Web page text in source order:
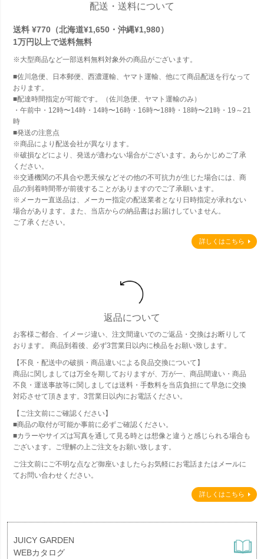
配送・送料について
送料 ¥770（北海道¥1,650・沖縄¥1,980）
1万円以上で送料無料
※大型商品など一部送料無料対象外の商品がございます。
■佐川急便、日本郵便、西濃運輸、ヤマト運輸、他にて商品配送を行なって
おります。
■配達時間指定が可能です。（佐川急便、ヤマト運輸のみ）
・午前中・12時〜14時・14時〜16時・16時〜18時・18時〜21時・19～21
時
■発送の注意点
※商品により配送会社が異なります。
※破損などにより、発送が適わない場合がございます。あらかじめご了承
ください。
※交通機関の不具合や悪天候などその他の不可抗力が生じた場合には、商
品の到着時間帯が前後することがありますのでご了承願います。
※メーカー直送品は、メーカー指定の配送業者となり日時指定が承れない
場合があります。また、当店からの納品書はお届けしていません。
ご了承ください。
詳しくはこちら
返品について
お客様ご都合、イメージ違い、注文間違いでのご返品・交換はお断りして
おります。 商品到着後、必ず3営業日以内に検品をお願い致します。
【不良・配送中の破損・商品違いによる良品交換について】
商品に関しましては万全を期しておりますが、万が一、商品間違い・商品
不良・運送事故等に関しましては送料・手数料を当店負担にて早急に交換
対応させて頂きます。3営業日以内にお電話ください。
【ご注文前にご確認ください】
■商品の取付が可能か事前に必ずご確認ください。
■カラーやサイズは写真を通して見る時とは想像と違うと感じられる場合も
ございます。ご理解の上ご注文をお願い致します。
ご注文前にご不明な点など御座いましたらお気軽にお電話またはメールに
てお問い合わせください。
詳しくはこちら
JUICY GARDEN
WEBカタログ